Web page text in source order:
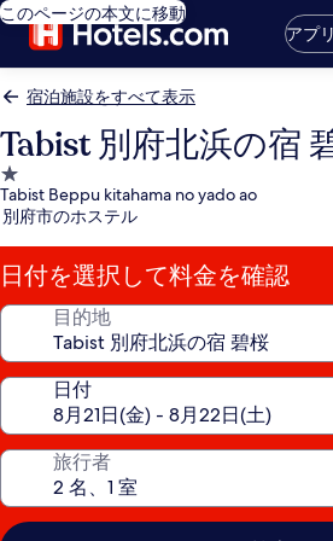
このページの本文に移動
アプ
宿泊施設をすべて表示
Tabist 別府北浜の宿
1.0
つ
星
宿
泊
施
Tabist Beppu kitahama no yado ao
別府市のホステル
日付を選択して料金を確認
目的地
日付
旅行者